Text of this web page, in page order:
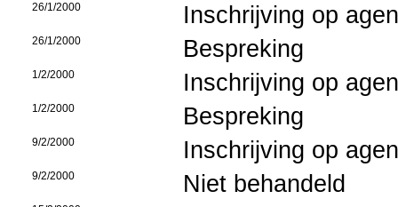
26/1/2000 Inschrijving op
26/1/2000 Bespreking
1/2/2000 Inschrijving op
1/2/2000 Bespreking
9/2/2000 Inschrijving op
9/2/2000 Niet behandeld